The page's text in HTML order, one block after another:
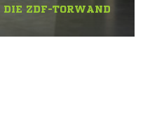
ZDF-TORWAND